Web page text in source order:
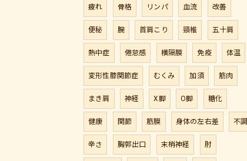
疲れ 骨格 リンパ 血流 改善
便秘 腕 首肩こり 頸椎 五十肩
熱中症 倦怠感 横隔膜 免疫 体温
変形性膝関節症 むくみ 加須 筋肉
まき肩 神経 X脚 O脚 糖化
健康 関節 筋膜 身体の左右差 不調
辛さ 胸郭出口 末梢神経 肘